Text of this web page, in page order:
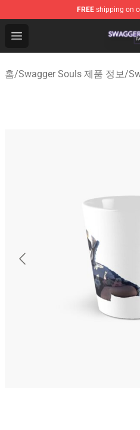
FREE shipping on
Open menu
Swagger Souls Shop -
홈/Swagger Souls 제품 정보/